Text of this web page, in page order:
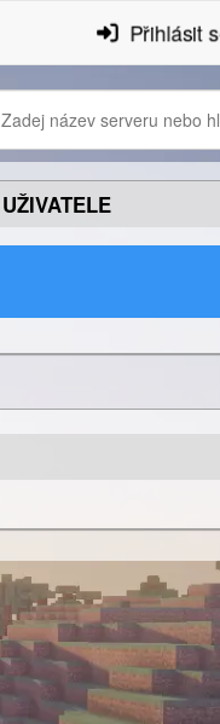
Přihlásit se